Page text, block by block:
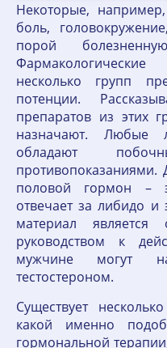
Некоторые,
боль,
порой
несколько групп
потенции.
препаратов из этих
назначают. Любые
обладают
половой гормон –
отвечает за либидо
материал
руководством к
мужчине могут
тестостероном.
Существует
какой именно
гормональной